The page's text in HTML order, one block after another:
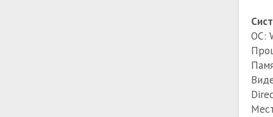
ОС: